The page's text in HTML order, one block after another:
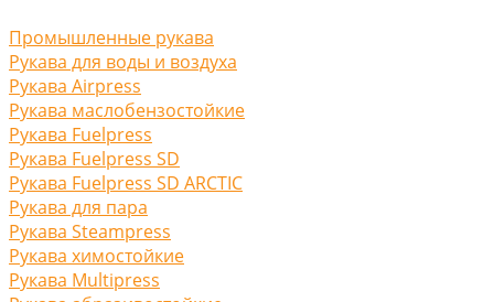
Промышленные рукава
Рукава для воды и воздуха
Рукава Airpress
Рукава маслобензостойкие
Рукава Fuelpress
Рукава Fuelpress SD
Рукава Fuelpress SD ARCTIC
Рукава для пара
Рукава Steampress
Рукава химостойкие
Рукава Multipress